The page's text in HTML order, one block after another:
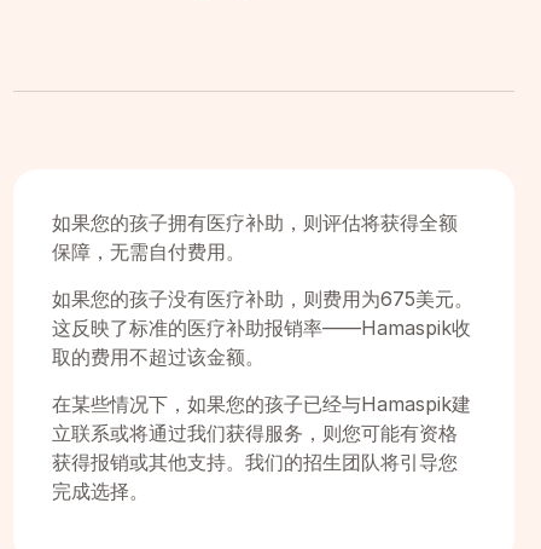
如果您的孩子拥有医疗补助，则评估将获得全额
保障，无需自付费用。
如果您的孩子没有医疗补助，则费用为675美元。
这反映了标准的医疗补助报销率——Hamaspik收
取的费用不超过该金额。
在某些情况下，如果您的孩子已经与Hamaspik建
立联系或将通过我们获得服务，则您可能有资格
获得报销或其他支持。我们的招生团队将引导您
完成选择。